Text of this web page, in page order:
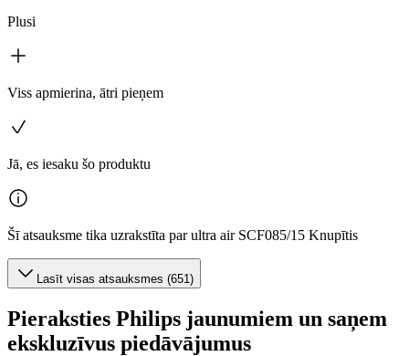
Plusi
Viss apmierina, ātri pieņem
Jā, es iesaku šo produktu
Šī atsauksme tika uzrakstīta par ultra air SCF085/15 Knupītis
Lasīt visas atsauksmes (651)
Pieraksties Philips jaunumiem un saņem
ekskluzīvus piedāvājumus